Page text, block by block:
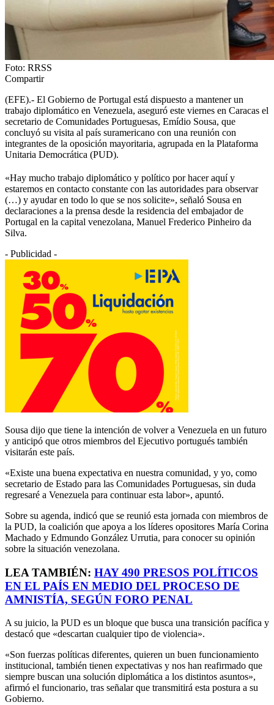
Foto: RRSS
Compartir
(EFE).- El Gobierno de Portugal está dispuesto a mantener un
trabajo diplomático en Venezuela, aseguró este viernes en Caracas el
secretario de Comunidades Portuguesas, Emídio Sousa, que
concluyó su visita al país suramericano con una reunión con
integrantes de la oposición mayoritaria, agrupada en la Plataforma
Unitaria Democrática (PUD).
«Hay mucho trabajo diplomático y político por hacer aquí y
estaremos en contacto constante con las autoridades para observar
(…) y ayudar en todo lo que se nos solicite», señaló Sousa en
declaraciones a la prensa desde la residencia del embajador de
Portugal en la capital venezolana, Manuel Frederico Pinheiro da
Silva.
- Publicidad -
Sousa dijo que tiene la intención de volver a Venezuela en un futuro
y anticipó que otros miembros del Ejecutivo portugués también
visitarán este país.
«Existe una buena expectativa en nuestra comunidad, y yo, como
secretario de Estado para las Comunidades Portuguesas, sin duda
regresaré a Venezuela para continuar esta labor», apuntó.
Sobre su agenda, indicó que se reunió esta jornada con miembros de
la PUD, la coalición que apoya a los líderes opositores María Corina
Machado y Edmundo González Urrutia, para conocer su opinión
sobre la situación venezolana.
LEA TAMBIÉN: HAY 490 PRESOS POLÍTICOS
EN EL PAÍS EN MEDIO DEL PROCESO DE
AMNISTÍA, SEGÚN FORO PENAL
A su juicio, la PUD es un bloque que busca una transición pacífica y
destacó que «descartan cualquier tipo de violencia».
«Son fuerzas políticas diferentes, quieren un buen funcionamiento
institucional, también tienen expectativas y nos han reafirmado que
siempre buscan una solución diplomática a los distintos asuntos»,
afirmó el funcionario, tras señalar que transmitirá esta postura a su
Gobierno.